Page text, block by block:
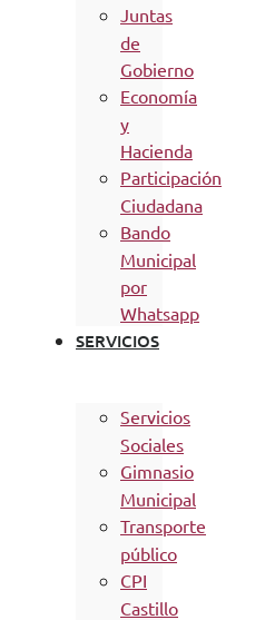
Juntas
de
Gobierno
Economía
y
Hacienda
Participación
Ciudadana
Bando
Municipal
por
Whatsapp
SERVICIOS
Servicios
Sociales
Gimnasio
Municipal
Transporte
público
CPI
Castillo